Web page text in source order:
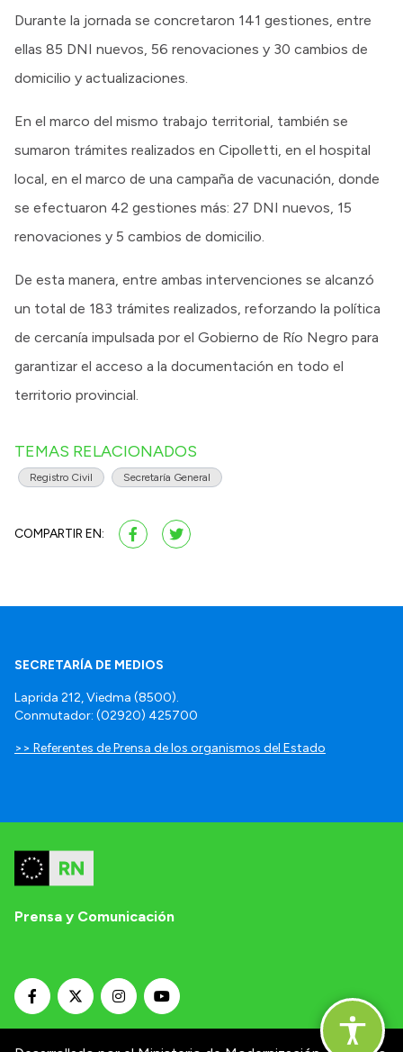
Durante la jornada se concretaron 141 gestiones, entre
ellas 85 DNI nuevos, 56 renovaciones y 30 cambios de
domicilio y actualizaciones.
En el marco del mismo trabajo territorial, también se
sumaron trámites realizados en Cipolletti, en el hospital
local, en el marco de una campaña de vacunación, donde
se efectuaron 42 gestiones más: 27 DNI nuevos, 15
renovaciones y 5 cambios de domicilio.
De esta manera, entre ambas intervenciones se alcanzó
un total de 183 trámites realizados, reforzando la política
de cercanía impulsada por el Gobierno de Río Negro para
garantizar el acceso a la documentación en todo el
territorio provincial.
TEMAS RELACIONADOS
Registro Civil Secretaría General
COMPARTIR EN:
SECRETARÍA DE MEDIOS
Laprida 212, Viedma (8500).
Conmutador: (02920) 425700
>> Referentes de Prensa de los organismos del Estado
Prensa y Comunicación